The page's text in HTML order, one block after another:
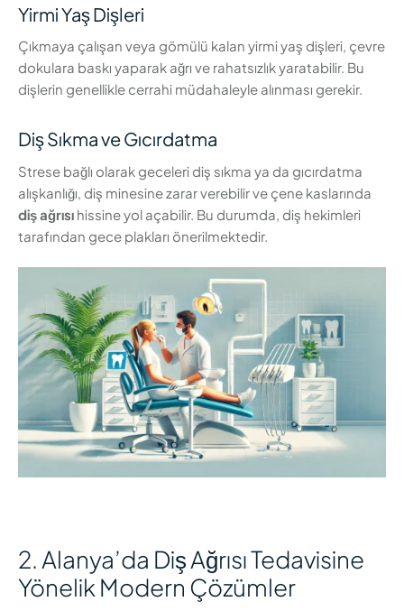
Yirmi Yaş Dişleri
Çıkmaya çalışan veya gömülü kalan yirmi yaş dişleri, çevre
dokulara baskı yaparak ağrı ve rahatsızlık yaratabilir. Bu
dişlerin genellikle cerrahi müdahaleyle alınması gerekir.
Diş Sıkma ve Gıcırdatma
Strese bağlı olarak geceleri diş sıkma ya da gıcırdatma
alışkanlığı, diş minesine zarar verebilir ve çene kaslarında
diş ağrısı hissine yol açabilir. Bu durumda, diş hekimleri
tarafından gece plakları önerilmektedir.
2. Alanya’da Diş Ağrısı Tedavisine
Yönelik Modern Çözümler